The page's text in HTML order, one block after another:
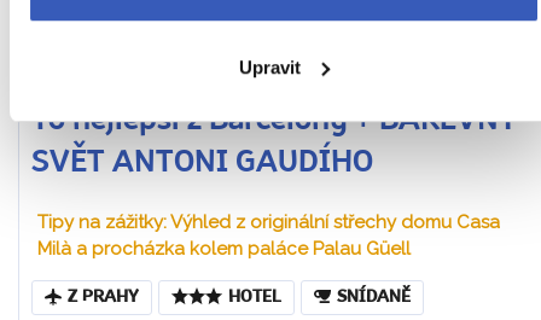
Upravit
To nejlepší z Barcelony + BAREVNÝ
SVĚT ANTONI GAUDÍHO
Tipy na zážitky: Výhled z originální střechy domu Casa
Milà a procházka kolem paláce Palau Güell
Z PRAHY HOTEL SNÍDANĚ